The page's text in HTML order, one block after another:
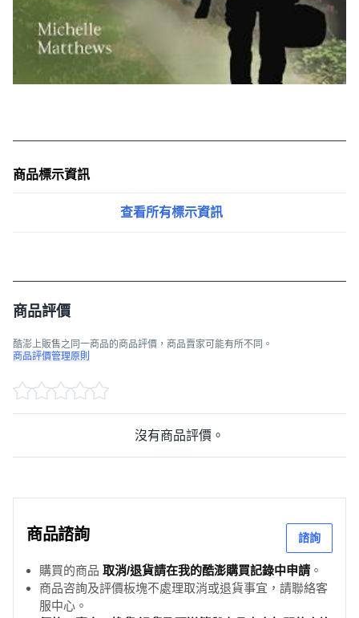
商品標示資訊
查看所有標示資訊
商品評價
酷澎上販售之同一商品的商品評價，商品賣家可能有所不同。
商品評價管理原則
沒有商品評價。
商品諮詢 諮詢
購買的商品 取消/退貨請在我的酷澎購買記錄中申請 。
商品咨詢及評價板塊不處理取消或退貨事宜，請聯絡客
服中心。